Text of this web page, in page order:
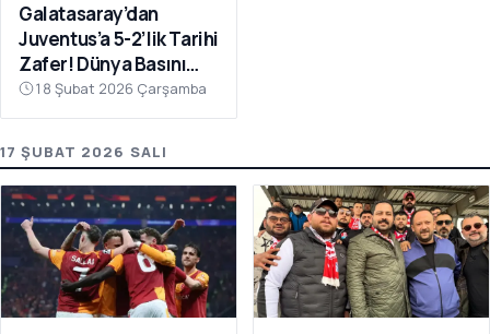
Galatasaray’dan
Juventus’a 5-2’lik Tarihi
Zafer! Dünya Basını
Manşetlere Taşıdı
18 Şubat 2026 Çarşamba
17 ŞUBAT 2026 SALI